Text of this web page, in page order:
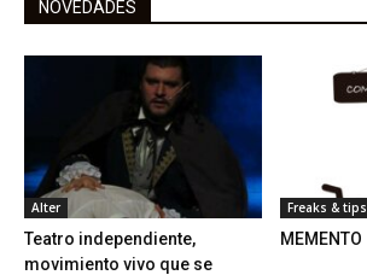
NOVEDADES
Alter
Teatro independiente,
movimiento vivo que se
Freaks & tips
MEMENTO